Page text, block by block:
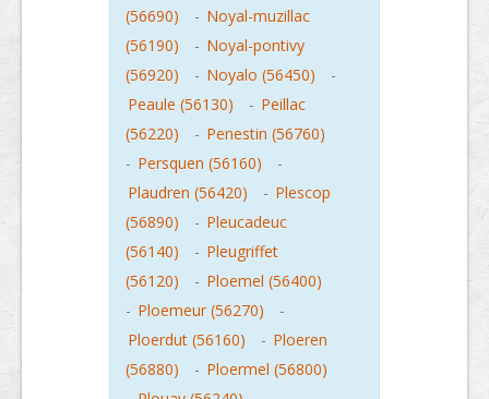
(56690)
- Noyal-muzillac
(56190)
- Noyal-pontivy
(56920)
- Noyalo (56450)
-
Peaule (56130)
- Peillac
(56220)
- Penestin (56760)
- Persquen (56160)
-
Plaudren (56420)
- Plescop
(56890)
- Pleucadeuc
(56140)
- Pleugriffet
(56120)
- Ploemel (56400)
- Ploemeur (56270)
-
Ploerdut (56160)
- Ploeren
(56880)
- Ploermel (56800)